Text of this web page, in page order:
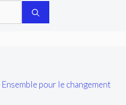
pour le changement